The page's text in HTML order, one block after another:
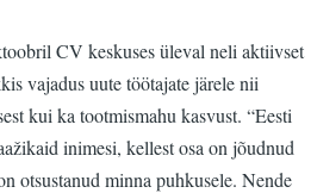
CV keskuses üleval neli aktiivset
vajadus uute töötajate järele nii
kui ka tootmismahu kasvust. “Eesti
inimesi, kellest osa on jõudnud
otsustanud minna puhkusele. Nende